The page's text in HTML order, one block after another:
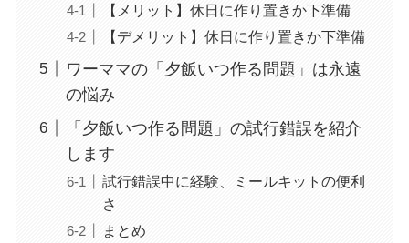
【メリット】休日に作り置きか下準備
【デメリット】休日に作り置きか下準備
ワーママの「夕飯いつ作る問題」は永遠
の悩み
「夕飯いつ作る問題」の試行錯誤を紹介
します
試行錯誤中に経験、ミールキットの便利
さ
まとめ